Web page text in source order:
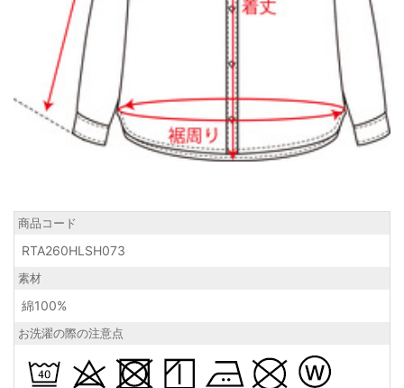
商品コード
RTA260HLSH073
素材
綿100%
お洗濯の際の注意点